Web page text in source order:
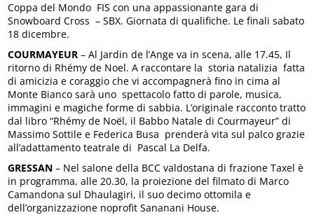
Coppa del Mondo FIS con una appassionante gara di
Snowboard Cross – SBX. Giornata di qualifiche. Le finali sabato
18 dicembre.
COURMAYEUR – Al Jardin de l’Ange va in scena, alle 17.45, Il
ritorno di Rhémy de Noel. A raccontare la storia natalizia fatta
di amicizia e coraggio che vi accompagnerà fino in cima al
Monte Bianco sarà uno spettacolo fatto di parole, musica,
immagini e magiche forme di sabbia. L’originale racconto tratto
dal libro “Rhémy de Noël, il Babbo Natale di Courmayeur” di
Massimo Sottile e Federica Busa prenderà vita sul palco grazie
all’adattamento teatrale di Pascal La Delfa.
GRESSAN – Nel salone della BCC valdostana di frazione Taxel è
in programma, alle 20.30, la proiezione del filmato di Marco
Camandona sul Dhaulagiri, il suo decimo ottomila e
dell’organizzazione noprofit Sananani House.